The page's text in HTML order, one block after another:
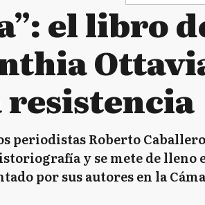
el libro
resistencia
periodistas Roberto
y se mete de lleno
por sus autores en la